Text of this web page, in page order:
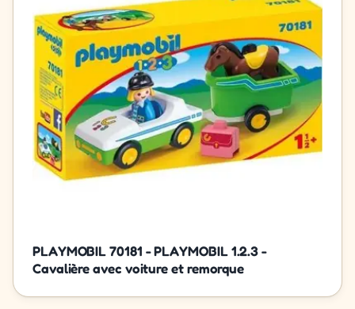
PLAYMOBIL 70181 - PLAYMOBIL 1.2.3 -
Cavalière avec voiture et remorque